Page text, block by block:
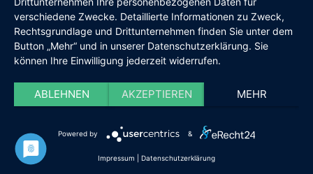
verschiedene Zwecke. Detaillierte Informationen zu Zweck,
Rechtsgrundlage und Drittunternehmen finden Sie unter dem
Button „Mehr“ und in unserer Datenschutzerklärung. Sie
können Ihre Einwilligung jederzeit widerrufen.
ABLEHNEN AKZEPTIEREN MEHR
Powered by &
Impressum Datenschutzerklärung